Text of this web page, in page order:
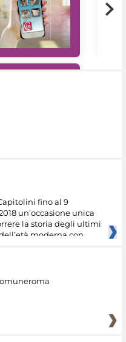
fino al 9
un’occasione unica
la storia degli ultimi
moderna con